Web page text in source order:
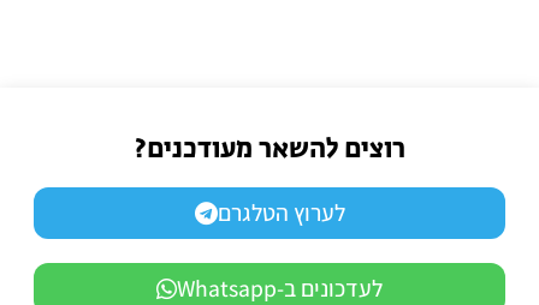
רוצים להשאר מעודכנים?
לערוץ הטלגרם
לעדכונים ב-Whatsapp